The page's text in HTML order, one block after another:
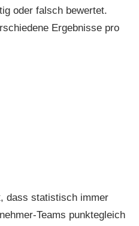
oder falsch bewertet.
Ergebnisse pro
dass statistisch immer
Teams punktegleich